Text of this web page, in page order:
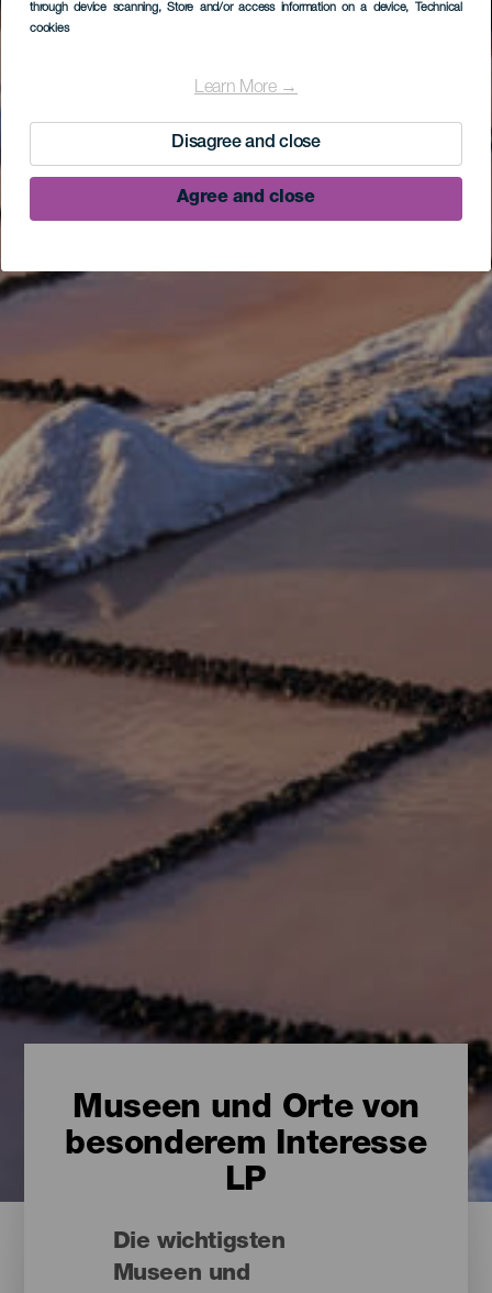
through device scanning, Store and/or access information on a device, Technical
cookies
Learn More →
Disagree and close
Agree and close
Museen und Orte von
besonderem Interesse
LP
Die wichtigsten
Museen und